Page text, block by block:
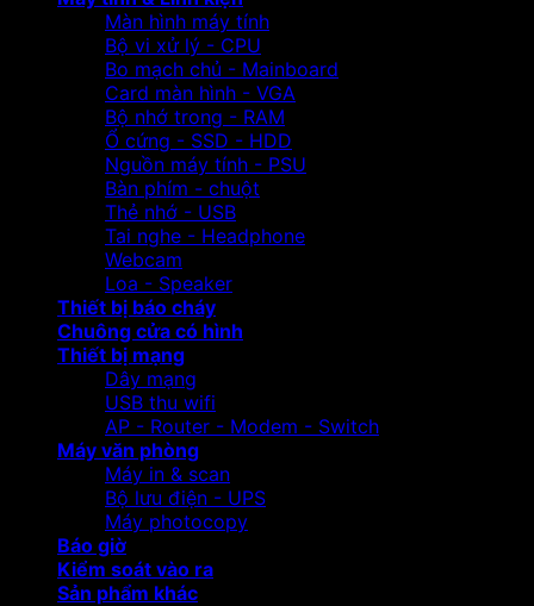
Màn hình máy tính
Bộ vi xử lý - CPU
Bo mạch chủ - Mainboard
Card màn hình - VGA
Bộ nhớ trong - RAM
Ổ cứng - SSD - HDD
Nguồn máy tính - PSU
Bàn phím - chuột
Thẻ nhớ - USB
Tai nghe - Headphone
Webcam
Loa - Speaker
Thiết bị báo cháy
Chuông cửa có hình
Thiết bị mạng
Dây mạng
USB thu wifi
AP - Router - Modem - Switch
Máy văn phòng
Máy in & scan
Bộ lưu điện - UPS
Máy photocopy
Báo giờ
Kiểm soát vào ra
Sản phẩm khác